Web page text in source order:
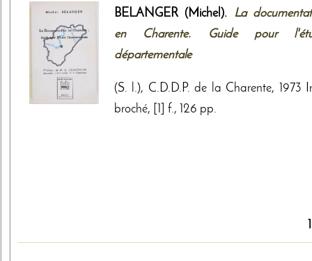
BELANGER (Michel). La
en Charente. Guide pour
départementale
(S. l.), C.D.D.P. de la Charente, 1973
broché, [1] f., 126 pp.